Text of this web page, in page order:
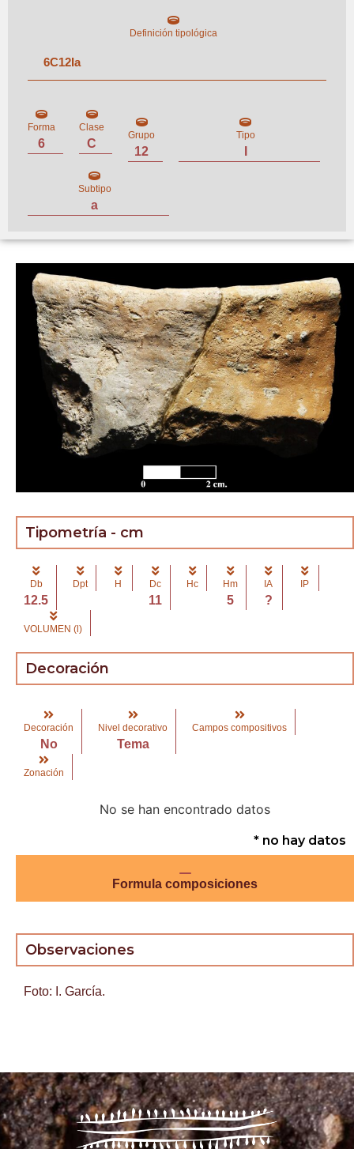
Definición tipológica
6C12Ia
Forma
6
Clase
C
Grupo
12
Tipo
Subtipo
a
Tipometría - cm
Db
12.5
Dpt H Dc
11
Hc Hm
5
IA
?
IP
VOLUMEN (l)
Decoración
Decoración
No
Nivel decorativo
Tema
Campos compositivos
Zonación
No se han encontrado datos
* no hay datos
Formula composiciones
Observaciones
Foto: I. García.